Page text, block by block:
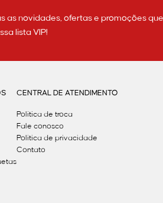
as novidades, ofertas e promoções que
lista VIP!
CENTRAL DE ATENDIMENTO
Política de troca
Fale conosco
Politica de privacidade
Contato